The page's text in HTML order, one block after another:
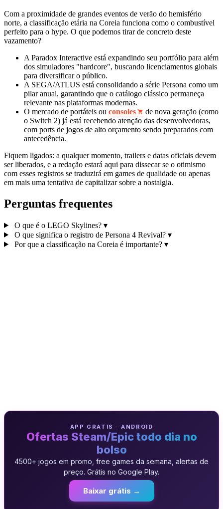
Com a proximidade de grandes eventos de verão do hemisfério
norte, a classificação etária na Coreia funciona como o combustível
perfeito para o hype. O que podemos tirar de concreto deste
vazamento?
A Paradox Interactive está expandindo seu portfólio para além
dos simuladores "hardcore", buscando licenciamentos globais
para diversificar o público.
A SEGA/ATLUS está consolidando a série Persona como um
pilar anual, garantindo que o catálogo clássico permaneça
relevante nas plataformas modernas.
O mercado de portáteis ou consoles
de nova geração (como
o Switch 2) já está recebendo atenção das desenvolvedoras,
com ports de jogos de alto orçamento sendo preparados com
antecedência.
Fiquem ligados: a qualquer momento, trailers e datas oficiais devem
ser liberados, e a redação estará aqui para dissecar se o otimismo
com esses registros se traduzirá em games de qualidade ou apenas
em mais uma tentativa de capitalizar sobre a nostalgia.
Perguntas frequentes
O que é o LEGO Skylines? ▾
O que significa o registro de Persona 4 Revival? ▾
Por que a classificação na Coreia é importante? ▾
APP GRATIS · ANDROID
Ofertas Steam/Epic todo dia no
bolso
4500+ jogos em promo, free games da semana, alertas de
preço. Grátis no Google Play.
Baixar grátis →